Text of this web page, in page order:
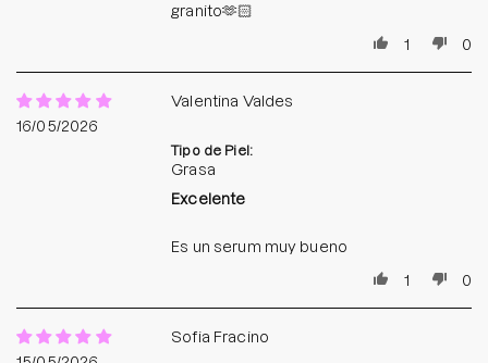
granito🫶🏻
1
0
16/05/2026
Valentina Valdes
Tipo de Piel:
Grasa
Excelente
Es un serum muy bueno
1
0
Sofia Fracino